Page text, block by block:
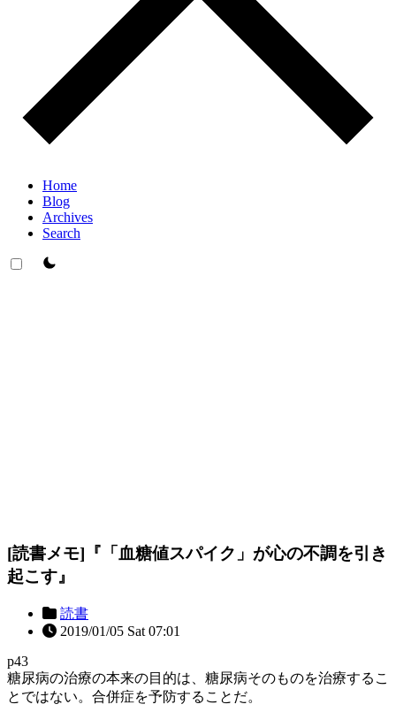
Home
Blog
Archives
Search
theme switcher
[読書メモ]『「血糖値スパイク」が心の不調を引き
起こす』
読書
2019/01/05 Sat 07:01
p43
糖尿病の治療の本来の目的は、糖尿病そのものを治療するこ
とではない。合併症を予防することだ。